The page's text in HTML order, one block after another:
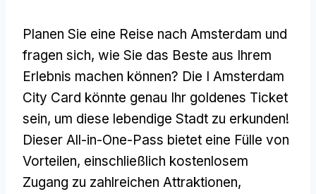
Planen Sie eine Reise nach Amsterdam und
fragen sich, wie Sie das Beste aus Ihrem
Erlebnis machen können? Die I Amsterdam
City Card könnte genau Ihr goldenes Ticket
sein, um diese lebendige Stadt zu erkunden!
Dieser All-in-One-Pass bietet eine Fülle von
Vorteilen, einschließlich kostenlosem
Zugang zu zahlreichen Attraktionen,